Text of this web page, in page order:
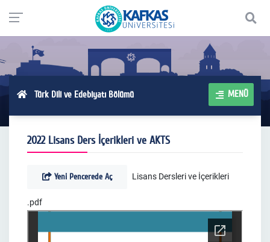
Türk Dili ve Edebiyatı Bölümü MENÜ
2022 Lisans Ders İçerikleri ve AKTS
Yeni Pencerede Aç Lisans Dersleri ve İçerikleri
.pdf